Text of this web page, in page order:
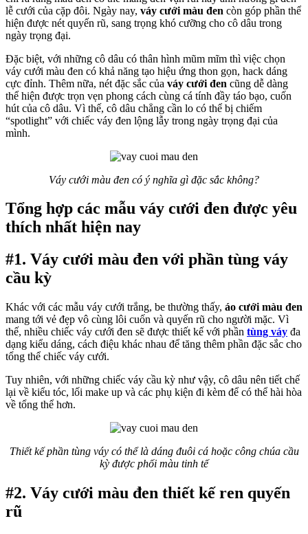
lễ cưới của cặp đôi. Ngày nay, váy cưới màu đen còn góp phần thể
hiện được nét quyến rũ, sang trọng khó cưỡng cho cô dâu trong
ngày trọng đại.
Đặc biệt, với những cô dâu có thân hình mũm mĩm thì việc chọn
váy cưới màu đen có khả năng tạo hiệu ứng thon gọn, hack dáng
cực đỉnh. Thêm nữa, nét đặc sắc của váy cưới đen cũng dễ dàng
thể hiện được trọn vẹn phong cách cùng cá tính đầy táo bạo, cuốn
hút của cô dâu. Vì thế, cô dâu chẳng cần lo có thể bị chiếm
“spotlight” với chiếc váy đen lộng lẫy trong ngày trọng đại của
mình.
Váy cưới màu đen có ý nghĩa gì đặc sắc không?
Tổng hợp các mẫu váy cưới đen được yêu
thích nhất hiện nay
#1. Váy cưới màu đen với phần tùng váy
cầu kỳ
Khác với các mẫu váy cưới trắng, be thường thấy, áo cưới màu đen
mang tới vẻ đẹp vô cùng lôi cuốn và quyến rũ cho người mặc. Vì
thế, nhiều chiếc váy cưới đen sẽ được thiết kế với phần tùng váy đa
dạng kiểu dáng, cách điệu khác nhau để tăng thêm phần đặc sắc cho
tổng thể chiếc váy cưới.
Tuy nhiên, với những chiếc váy cầu kỳ như vậy, cô dâu nên tiết chế
lại về kiểu tóc, lối make up và các phụ kiện đi kèm để có thể hài hòa
về tổng thể hơn.
Thiết kế phần tùng váy có thể là dáng đuôi cá hoặc công chúa cầu
kỳ được phối màu tinh tế
#2. Váy cưới màu đen thiết kế ren quyến
rũ